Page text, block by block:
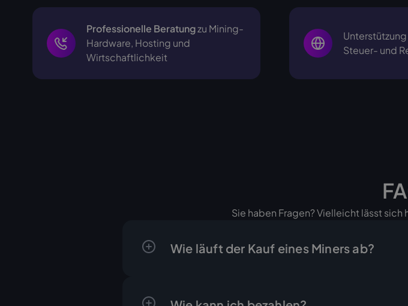
Professionelle Beratungzu Mining-
Hardware, Hosting und
Wirtschaftlichkeit
Steuer- und
Sie haben Fragen? Vielleicht lässt
Wie läuft der Kauf eines Miners ab?
ein schriftliches Angebot mit Endpreis, und sobald